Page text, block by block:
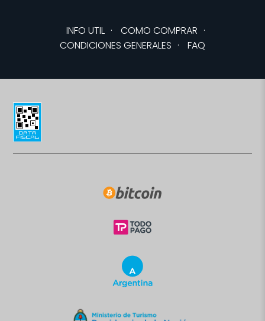
INFO UTIL · COMO COMPRAR ·
CONDICIONES GENERALES · FAQ